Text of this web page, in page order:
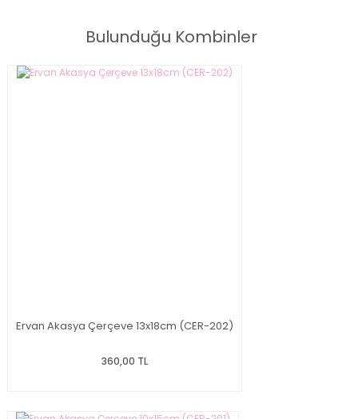
Bulunduğu Kombinler
Ervan Akasya Çerçeve 13x18cm (CER-202)
360,00 TL